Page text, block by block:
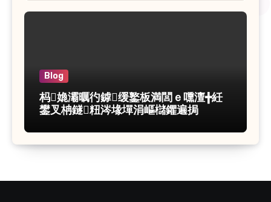
Blog
杩嫓灞曞彴鎼缓鐜板満閭ｅ嚑澶╋紝
鐢叉柟鐩粈涔堟墠涓嶇櫧鑺遍挶